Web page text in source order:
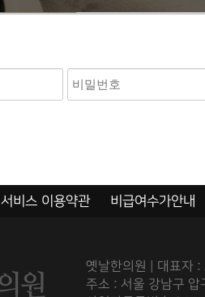
서비스 이용약관 비급여수가안내
옛날한의원 | 대표자 :
주소 : 서울 강남구